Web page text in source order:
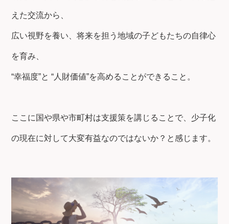
えた交流から、
広い視野を養い、将来を担う地域の子どもたちの自律心
を育み、
“幸福度”と “人財価値”を高めることができること。
ここに国や県や市町村は支援策を講じることで、少子化
の現在に対して大変有益なのではないか？と感じます。